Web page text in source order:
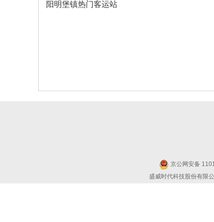
阳明堡镇热门客运站
京公网安备
盛威时代科技股份有限